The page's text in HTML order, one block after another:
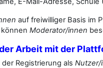
auf freiwilliger Basis im
Moderator/innen
Arbeit mit der
Registrierung als Nutzer/